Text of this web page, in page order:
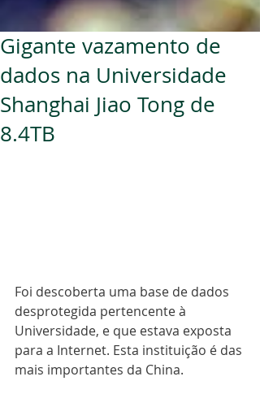
Gigante vazamento de
dados na Universidade
Shanghai Jiao Tong de
8.4TB
Foi descoberta uma base de dados
desprotegida pertencente à
Universidade, e que estava exposta
para a Internet. Esta instituição é das
mais importantes da China.